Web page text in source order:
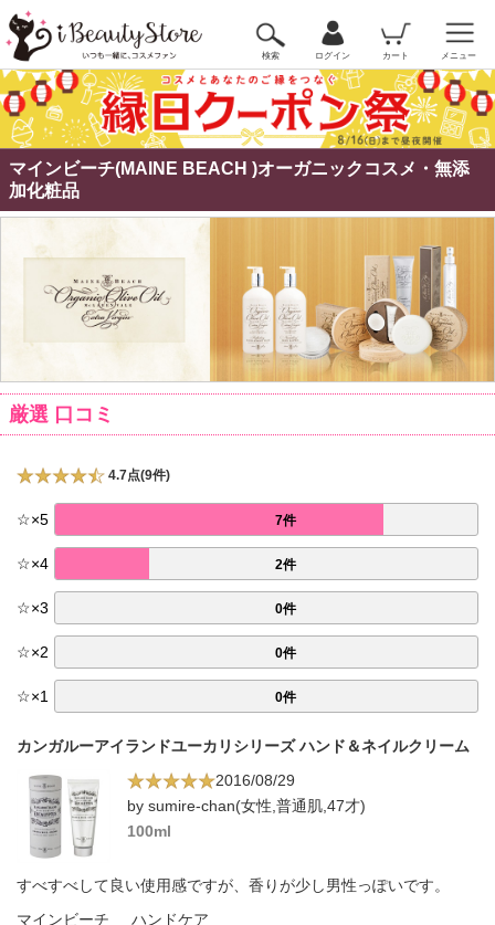
検索 ログイン カート メニュー
マインビーチ(MAINE BEACH )オーガニックコスメ・無添
加化粧品
厳選 口コミ
4.7点(9件)
☆×5 7件
☆×4 2件
☆×3 0件
☆×2 0件
☆×1 0件
カンガルーアイランドユーカリシリーズ ハンド＆ネイルクリーム
2016/08/29
by sumire-chan(女性,普通肌,47才)
100ml
すべすべして良い使用感ですが、香りが少し男性っぽいです。
マインビーチ
ハンドケア